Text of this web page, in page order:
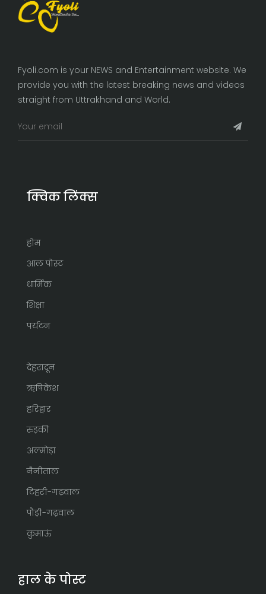
Fyoli.com is your NEWS and Entertainment website. We
provide you with the latest breaking news and videos
straight from Uttrakhand and World.
क्विक लिंक्स
होम
आल पोस्ट
धार्मिक
शिक्षा
पर्यटन
देहरादून
ऋषिकेश
हरिद्वार
रुड़की
अल्मोड़ा
नैनीताल
टिहरी-गढ़वाल
पौड़ी-गढ़वाल
कुमाऊं
हाल के पोस्ट